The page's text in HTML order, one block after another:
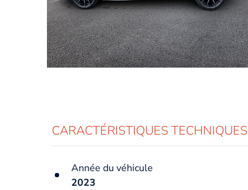
CARACTÉRISTIQUES TECHNIQUES
Année du véhicule
2023